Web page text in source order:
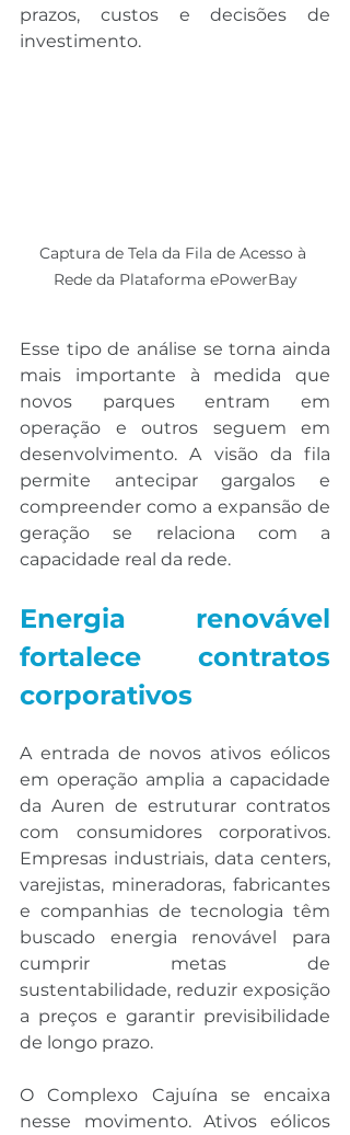
prazos, custos e decisões de
investimento.
Captura de Tela da Fila de Acesso à
Rede da Plataforma ePowerBay
Esse tipo de análise se torna ainda
mais importante à medida que
novos parques entram em
operação e outros seguem em
desenvolvimento. A visão da fila
permite antecipar gargalos e
compreender como a expansão de
geração se relaciona com a
capacidade real da rede.
Energia renovável
fortalece contratos
corporativos
A entrada de novos ativos eólicos
em operação amplia a capacidade
da Auren de estruturar contratos
com consumidores corporativos.
Empresas industriais, data centers,
varejistas, mineradoras, fabricantes
e companhias de tecnologia têm
buscado energia renovável para
cumprir metas de
sustentabilidade, reduzir exposição
a preços e garantir previsibilidade
de longo prazo.
O Complexo Cajuína se encaixa
nesse movimento. Ativos eólicos